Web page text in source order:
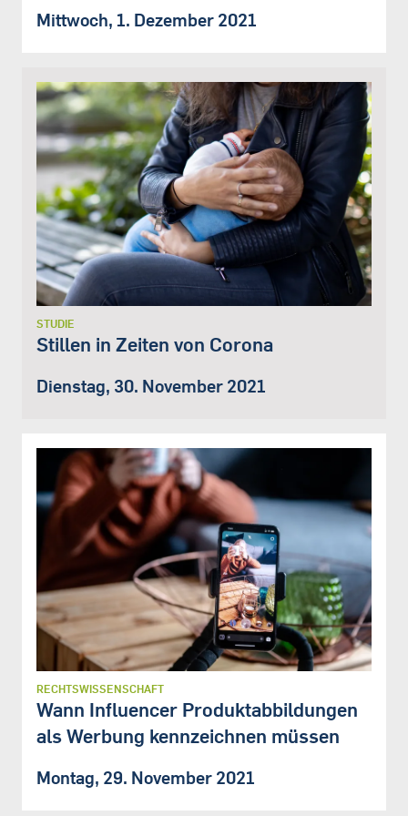
Mittwoch, 1. Dezember 2021
STUDIE
Stillen in Zeiten von Corona
Dienstag, 30. November 2021
RECHTSWISSENSCHAFT
Wann Influencer Produktabbildungen
als Werbung kennzeichnen müssen
Montag, 29. November 2021